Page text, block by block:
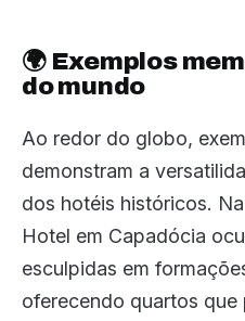
🌍 Exemplos
do mundo
Ao redor do globo,
demonstram a
dos hotéis históricos.
Hotel em Capadócia
esculpidas em
oferecendo quartos que